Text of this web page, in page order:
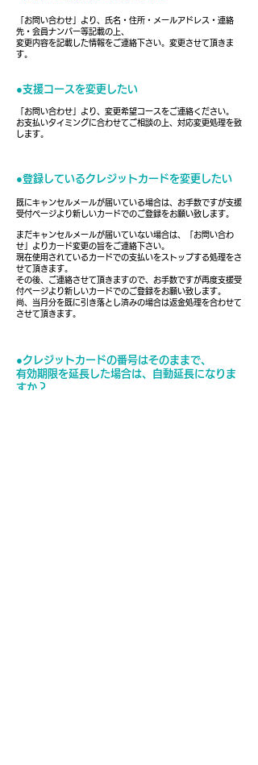
「お問い合わせ」より、氏名・住所・メールアドレス・連絡
先・会員ナンバー等記載の上、
変更内容を記載した情報をご連絡下さい。変更させて頂きま
す。
●支援コースを変更したい
「お問い合わせ」より、変更希望コースをご連絡ください。
お支払いタイミングに合わせてご相談の上、対応変更処理を致
します。
●登録しているクレジットカードを変更したい
既にキャンセルメールが届いている場合は、お手数ですが支援
受付ページより新しいカードでのご登録をお願い致します。
​まだキャンセルメールが届いていない場合は、「 お問い合わ
せ 」よりカード変更の旨をご連絡下さい。
現在使用されているカードでの支払いをストップする処理をさ
せて頂きます。
その後、ご連絡させて頂きますので、お手数ですが再度支援受
付ページより新しいカードでのご登録をお願い致します。
尚、当月分を既に引き落とし済みの場合は返金処理を合わせて
させて頂きます。
●クレジットカードの番号はそのままで、
有効期限を延長した場合は、自動延長になりま
すか？